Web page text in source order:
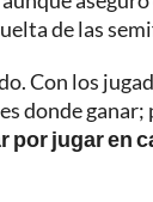
de las
Con los
donde
por jugar en